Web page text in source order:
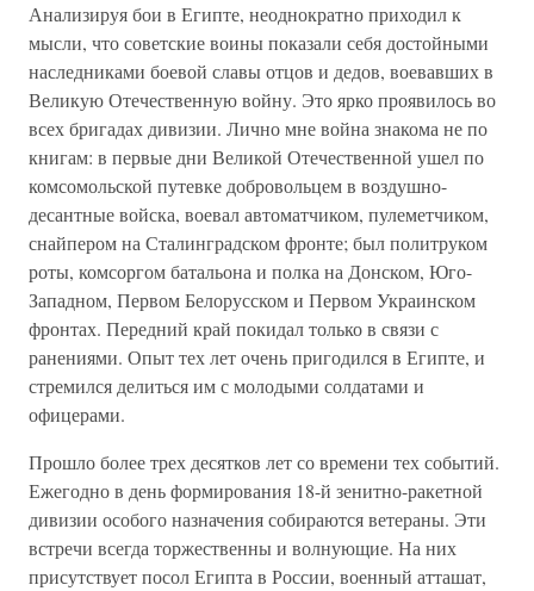
Анализируя бои в Египте, неоднократно приходил к
мысли, что советские воины показали себя достойными
наследниками боевой славы отцов и дедов, воевавших в
Великую Отечественную войну. Это ярко проявилось во
всех бригадах дивизии. Лично мне война знакома не по
книгам: в первые дни Великой Отечественной ушел по
комсомольской путевке добровольцем в воздушно-
десантные войска, воевал автоматчиком, пулеметчиком,
снайпером на Сталинградском фронте; был политруком
роты, комсоргом батальона и полка на Донском, Юго-
Западном, Первом Белорусском и Первом Украинском
фронтах. Передний край покидал только в связи с
ранениями. Опыт тех лет очень пригодился в Египте, и
стремился делиться им с молодыми солдатами и
офицерами.
Прошло более трех десятков лет со времени тех событий.
Ежегодно в день формирования 18-й зенитно-ракетной
дивизии особого назначения собираются ветераны. Эти
встречи всегда торжественны и волнующие. На них
присутствует посол Египта в России, военный атташат,